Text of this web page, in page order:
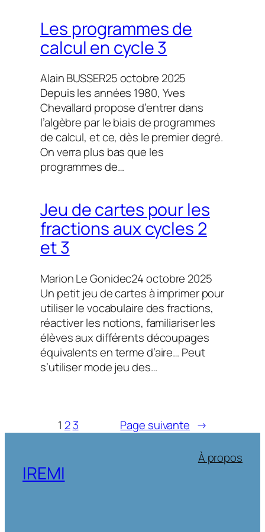
Les programmes de
calcul en cycle 3
Alain BUSSER25 octobre 2025
Depuis les années 1980, Yves
Chevallard propose d’entrer dans
l’algèbre par le biais de programmes
de calcul, et ce, dès le premier degré.
On verra plus bas que les
programmes de…
Jeu de cartes pour les
fractions aux cycles 2
et 3
Marion Le Gonidec24 octobre 2025
Un petit jeu de cartes à imprimer pour
utiliser le vocabulaire des fractions,
réactiver les notions, familiariser les
élèves aux différents découpages
équivalents en terme d’aire… Peut
s’utiliser mode jeu des…
1 2 3 Page suivante →
IREMI
À propos